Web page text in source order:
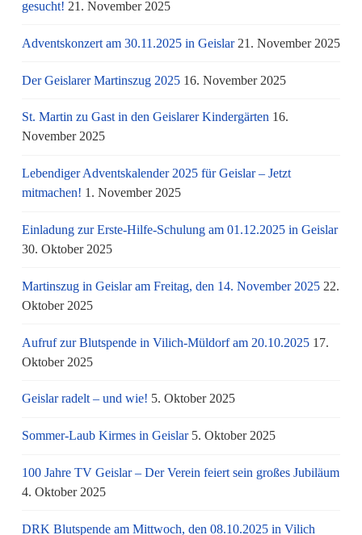
gesucht! 21. November 2025
Adventskonzert am 30.11.2025 in Geislar 21. November 2025
Der Geislarer Martinszug 2025 16. November 2025
St. Martin zu Gast in den Geislarer Kindergärten 16.
November 2025
Lebendiger Adventskalender 2025 für Geislar – Jetzt
mitmachen! 1. November 2025
Einladung zur Erste-Hilfe-Schulung am 01.12.2025 in Geislar
30. Oktober 2025
Martinszug in Geislar am Freitag, den 14. November 2025 22.
Oktober 2025
Aufruf zur Blutspende in Vilich-Müldorf am 20.10.2025 17.
Oktober 2025
Geislar radelt – und wie! 5. Oktober 2025
Sommer-Laub Kirmes in Geislar 5. Oktober 2025
100 Jahre TV Geislar – Der Verein feiert sein großes Jubiläum
4. Oktober 2025
DRK Blutspende am Mittwoch, den 08.10.2025 in Vilich